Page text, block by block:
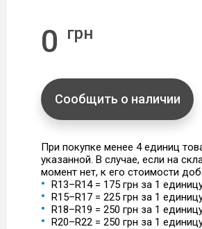
0 грн
Сообщить о наличии
При покупке менее 4 единиц
указанной. В случае, если на
момент нет, к его стоимости
R13–R14 = 175 грн за 1
R15–R17 = 225 грн за 1
R18–R19 = 250 грн за 1
R20–R22 = 250 грн за 1